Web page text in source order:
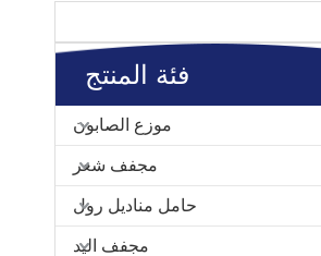
فئة المنتج
موزع الصابون
مجفف شعر
حامل مناديل رول
مجفف اليد